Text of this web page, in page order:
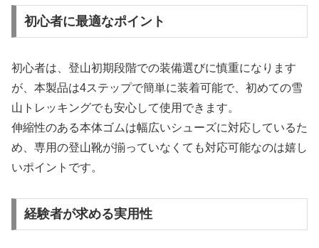
初心者に最適なポイント
初心者は、登山初期段階での装備選びに慎重になります
が、本製品は4ステップで簡単に装着可能で、初めての雪
山トレッキングでも安心して使用できます。
伸縮性のある本体ゴムは幅広いシューズに対応しているた
め、専用の登山靴が揃っていなくても対応可能なのは嬉し
いポイントです。
経験者が求める実用性